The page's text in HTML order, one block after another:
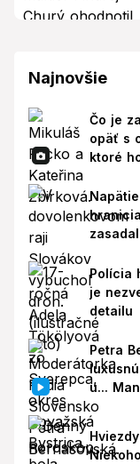
Najnovšie
Čo je
opäť s
ktoré
Polícia
je
detailu
Petra
u...